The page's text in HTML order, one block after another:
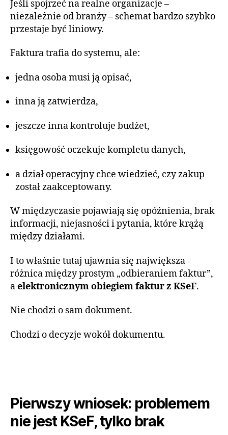
Jeśli spojrzeć na realne organizacje –
niezależnie od branży – schemat bardzo szybko
przestaje być liniowy.
Faktura trafia do systemu, ale:
jedna osoba musi ją opisać,
inna ją zatwierdza,
jeszcze inna kontroluje budżet,
księgowość oczekuje kompletu danych,
a dział operacyjny chce wiedzieć, czy zakup
został zaakceptowany.
W międzyczasie pojawiają się opóźnienia, brak
informacji, niejasności i pytania, które krążą
między działami.
I to właśnie tutaj ujawnia się największa
różnica między prostym „odbieraniem faktur”,
aelektronicznym obiegiem faktur z KSeF.
Nie chodzi o sam dokument.
Chodzi o decyzje wokół dokumentu.
Pierwszy wniosek: problemem
nie jest KSeF, tylko brak